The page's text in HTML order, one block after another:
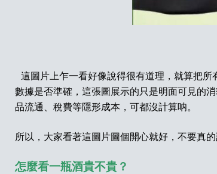
這圖片上乍一看好像說得很有道理，就算把
數據是否準確，這張圖展示的只是明面可見的
品流通、稅費等隱形成本，可都沒計算呐。
所以，大家看著這圖片圖個開心就好，不要真
怎麼看一瓶酒貴不貴？